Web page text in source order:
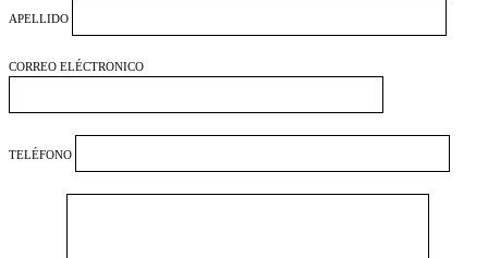
APELLIDO
CORREO ELÉCTRONICO
TELÉFONO